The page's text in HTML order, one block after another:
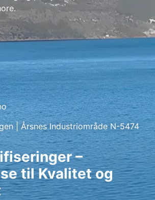
| Årsnes Industriområde N-5474
–
til Kvalitet og